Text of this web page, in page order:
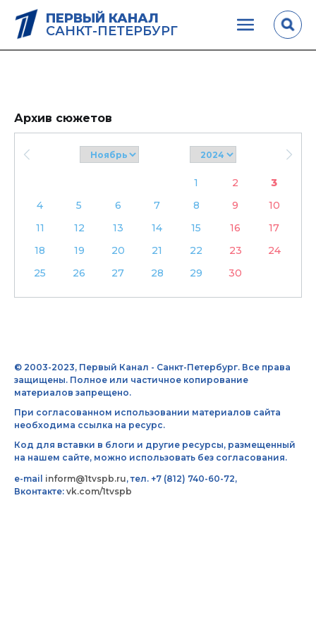
ПЕРВЫЙ КАНАЛ
САНКТ-ПЕТЕРБУРГ
Архив сюжетов
1 2
3
4
5 6 7 8 9
10
11
12 13 14 15 16
17
18
19 20 21 22 23
24
25
26 27 28 29 30
© 2003-2023, Первый Канал - Санкт-Петербург. Все права
защищены. Полное или частичное копирование
материалов запрещено.
При согласованном использовании материалов сайта
необходима ссылка на ресурс.
Код для вставки в блоги и другие ресурсы, размещенный
на нашем сайте, можно использовать без согласования.
e-mail inform@1tvspb.ru, тел. +7 (812) 740-60-72,
Вконтакте: vk.com/1tvspb